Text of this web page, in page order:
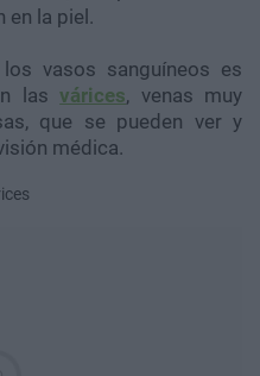
en la piel.
vasos sanguíneos es
lasvárices, venas muy
que se pueden ver y
médica.